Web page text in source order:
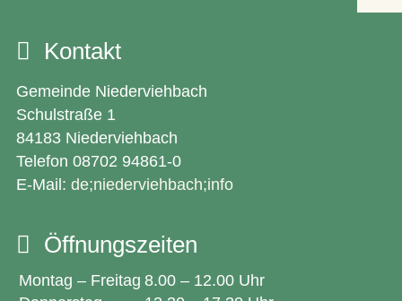
Kontakt
Gemeinde Niederviehbach
Schulstraße 1
84183 Niederviehbach
Telefon 08702 94861-0
E-Mail: de;niederviehbach;info
Öffnungszeiten
Montag – Freitag 8.00 – 12.00 Uhr